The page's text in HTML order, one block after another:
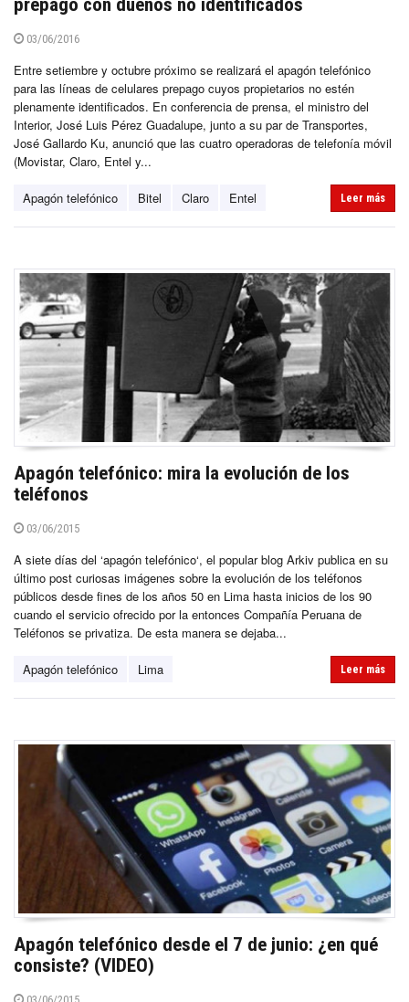
03/06/2016
Entre setiembre y octubre próximo se realizará el apagón telefónico
para las líneas de celulares prepago cuyos propietarios no estén
plenamente identificados. En conferencia de prensa, el ministro del
Interior, José Luis Pérez Guadalupe, junto a su par de Transportes,
José Gallardo Ku, anunció que las cuatro operadoras de telefonía móvil
(Movistar, Claro, Entel y...
Apagón telefónico Bitel Claro Entel Leer más
Apagón telefónico: mira la evolución de los
teléfonos
03/06/2015
A siete días del ‘apagón telefónico‘, el popular blog Arkiv publica en su
último post curiosas imágenes sobre la evolución de los teléfonos
públicos desde fines de los años 50 en Lima hasta inicios de los 90
cuando el servicio ofrecido por la entonces Compañía Peruana de
Teléfonos se privatiza. De esta manera se dejaba...
Apagón telefónico Lima Leer más
Apagón telefónico desde el 7 de junio: ¿en qué
consiste? (VIDEO)